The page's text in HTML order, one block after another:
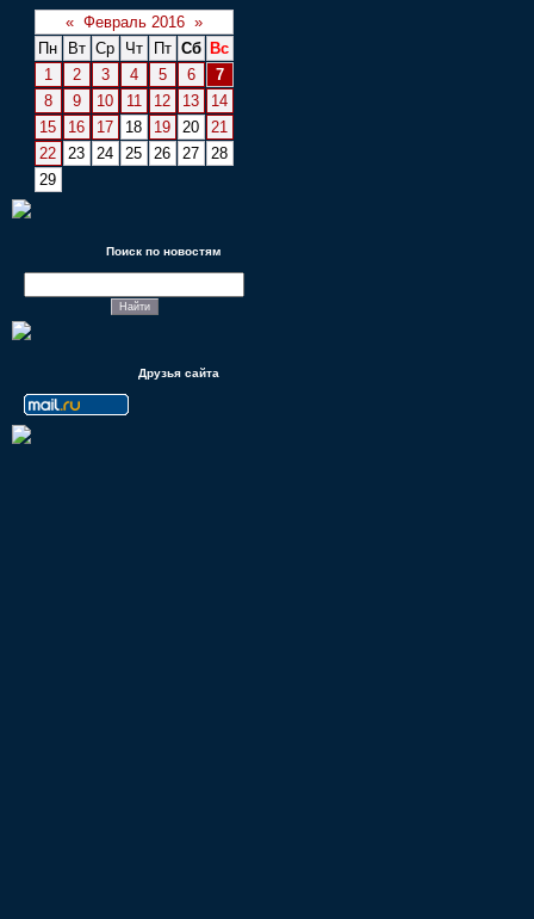
« Февраль 2016 »
Пн
Вт Ср Чт Пт Сб
Вс
1
2 3 4 5 6
7
8
9 10 11 12 13
14
15
16 17 18 19 20
21
22
23 24 25 26 27
28
29
Поиск по новостям
Друзья сайта